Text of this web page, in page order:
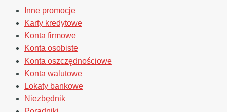
Inne promocje
Karty kredytowe
Konta firmowe
Konta osobiste
Konta oszczędnościowe
Konta walutowe
Lokaty bankowe
Niezbędnik